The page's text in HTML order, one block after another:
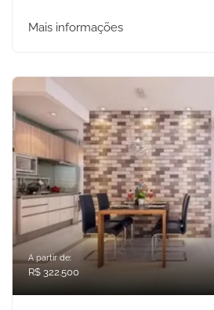
Mais informações
A partir de:
R$ 322.500